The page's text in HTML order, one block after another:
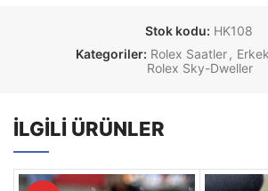
Stok kodu: HK108
Kategoriler: Rolex Saatler,
Rolex Sky-Dweller
İLGILI ÜRÜNLER